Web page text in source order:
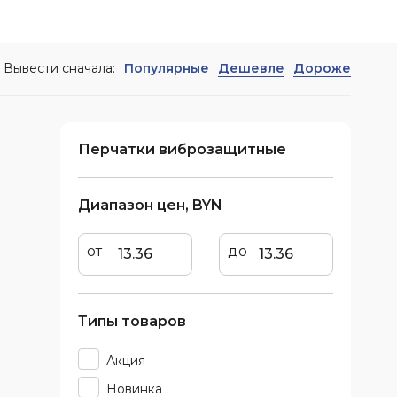
Вывести сначала: Популярные Дешевле Дороже
Перчатки виброзащитные
Диапазон цен, BYN
от до
Типы товаров
Акция
Новинка